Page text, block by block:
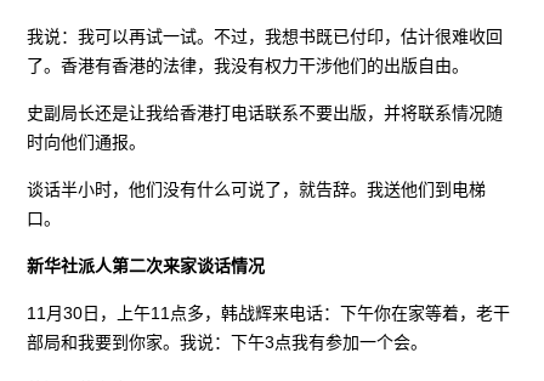
我说：我可以再试一试。不过，我想书既已付印，估计很难收回
了。香港有香港的法律，我没有权力干涉他们的出版自由。
史副局长还是让我给香港打电话联系不要出版，并将联系情况随
时向他们通报。
谈话半小时，他们没有什么可说了，就告辞。我送他们到电梯
口。
新华社派人第二次来家谈话情况
11月30日，上午11点多，韩战辉来电话：下午你在家等着，老干
部局和我要到你家。我说：下午3点我有参加一个会。